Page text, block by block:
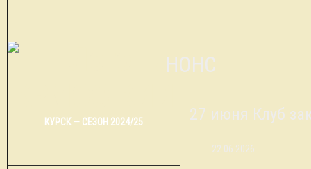
КУРСК — СЕЗОН 2024/25
АНОНС
27 июня Клуб
22.06.2026